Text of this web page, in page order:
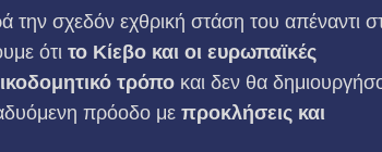
σχεδόν εχθρική στάση του απέναντι
ότι το Κίεβο και οι ευρωπαϊκές
τρόπο και δεν θα
πρόοδο με προκλήσεις και